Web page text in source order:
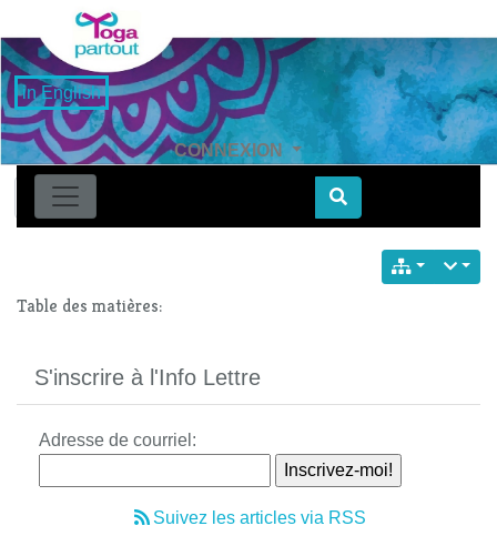
in English
CONNEXION
Find
Table des matières:
S'inscrire à l'Info Lettre
Adresse de courriel:
Suivez les articles via RSS